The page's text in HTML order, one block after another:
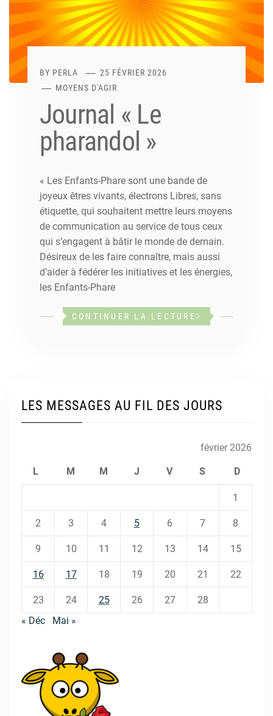
BY PERLA
25 FÉVRIER 2026
MOYENS D'AGIR
Journal « Le
pharandol »
« Les Enfants-Phare sont une bande de
joyeux êtres vivants, électrons Libres, sans
étiquette, qui souhaitent mettre leurs moyens
de communication au service de tous ceux
qui s’engagent à bâtir le monde de demain.
Désireux de les faire connaître, mais aussi
d’aider à fédérer les initiatives et les énergies,
les Enfants-Phare
CONTINUER LA LECTURE
LES MESSAGES AU FIL DES JOURS
février 2026
L M M J V S D
1
2 3 4 5 6 7 8
9 10 11 12 13 14 15
16 17 18 19 20 21 22
23 24 25 26 27
28
« Déc
Mai »